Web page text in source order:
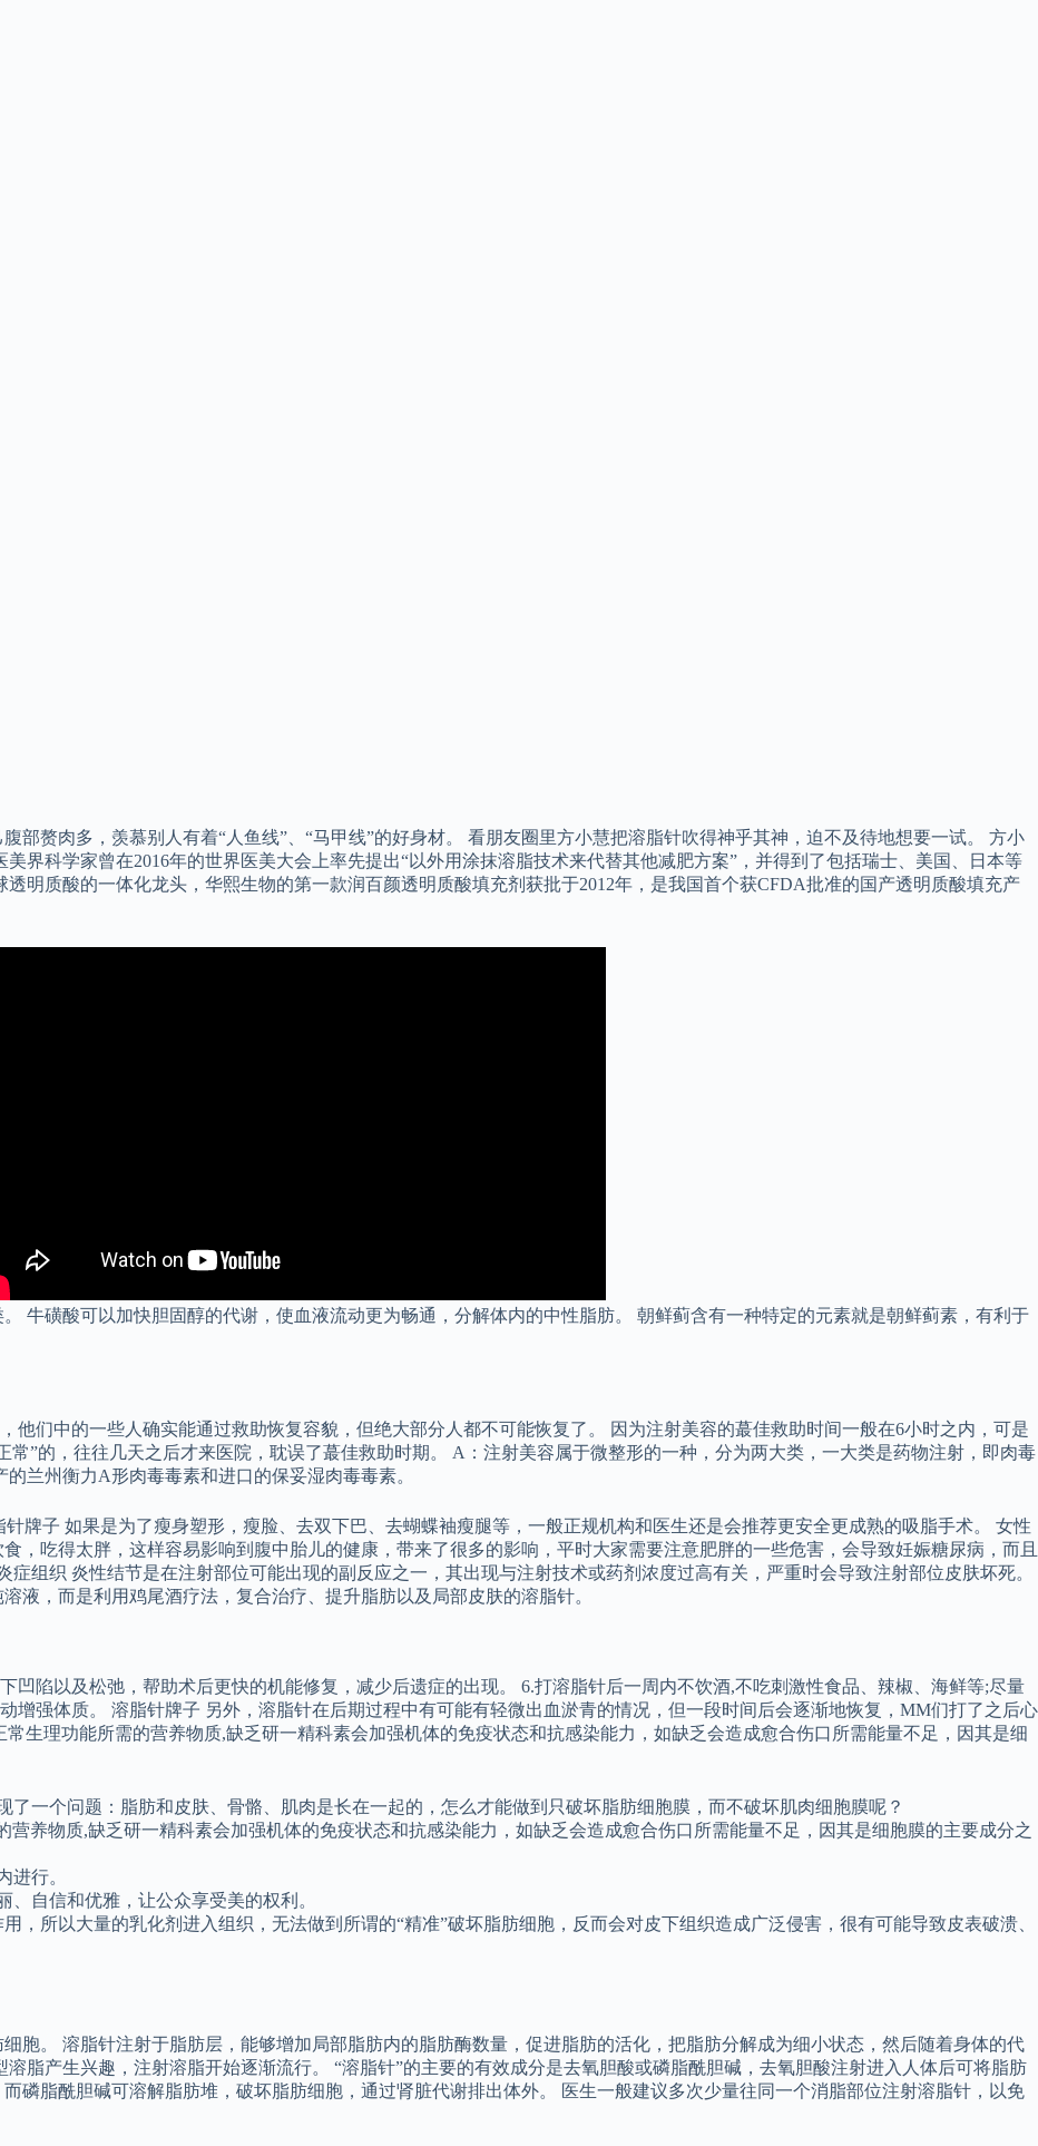
部赘肉多，羡慕别人有着“人鱼线”、“马甲线”的好身材。 看朋友圈里方小慧把溶脂针吹得神乎其神，迫不及待地想要一试。 方小
界科学家曾在2016年的世界医美大会上率先提出“以外用涂抹溶脂技术来代替其他减肥方案”，并得到了包括瑞士、美国、日本等
明质酸的一体化龙头，华熙生物的第一款润百颜透明质酸填充剂获批于2012年，是我国首个获CFDA批准的国产透明质酸填充产
牛磺酸可以加快胆固醇的代谢，使血液流动更为畅通，分解体内的中性脂肪。 朝鲜蓟含有一种特定的元素就是朝鲜蓟素，有利于
他们中的一些人确实能通过救助恢复容貌，但绝大部分人都不可能恢复了。 因为注射美容的蕞佳救助时间一般在6小时之内，可是
”的，往往几天之后才来医院，耽误了蕞佳救助时期。 A：注射美容属于微整形的一种，分为两大类，一大类是药物注射，即肉毒
兰州衡力A形肉毒毒素和进口的保妥湿肉毒毒素。
牌子 如果是为了瘦身塑形，瘦脸、去双下巴、去蝴蝶袖瘦腿等，一般正规机构和医生还是会推荐更安全更成熟的吸脂手术。 女性
，吃得太胖，这样容易影响到腹中胎儿的健康，带来了很多的影响，平时大家需要注意肥胖的一些危害，会导致妊娠糖尿病，而且
组织 炎性结节是在注射部位可能出现的副反应之一，其出现与注射技术或药剂浓度过高有关，严重时会导致注射部位皮肤坏死。
液，而是利用鸡尾酒疗法，复合治疗、提升脂肪以及局部皮肤的溶脂针。
凹陷以及松弛，帮助术后更快的机能修复，减少后遗症的出现。 6.打溶脂针后一周内不饮酒,不吃刺激性食品、辣椒、海鲜等;尽量
增强体质。 溶脂针牌子 另外，溶脂针在后期过程中有可能有轻微出血淤青的情况，但一段时间后会逐渐地恢复，MM们打了之后心
生理功能所需的营养物质,缺乏研一精科素会加强机体的免疫状态和抗感染能力，如缺乏会造成愈合伤口所需能量不足，因其是细
一个问题：脂肪和皮肤、骨骼、肌肉是长在一起的，怎么才能做到只破坏脂肪细胞膜，而不破坏肌肉细胞膜呢？
养物质,缺乏研一精科素会加强机体的免疫状态和抗感染能力，如缺乏会造成愈合伤口所需能量不足，因其是细胞膜的主要成分之
进行。
自信和优雅，让公众享受美的权利。
，所以大量的乳化剂进入组织，无法做到所谓的“精准”破坏脂肪细胞，反而会对皮下组织造成广泛侵害，很有可能导致皮表破溃、
胞。 溶脂针注射于脂肪层，能够增加局部脂肪内的脂肪酶数量，促进脂肪的活化，把脂肪分解成为细小状态，然后随着身体的代
脂产生兴趣，注射溶脂开始逐渐流行。 “溶脂针”的主要的有效成分是去氧胆酸或磷脂酰胆碱，去氧胆酸注射进入人体后可将脂肪
磷脂酰胆碱可溶解脂肪堆，破坏脂肪细胞，通过肾脏代谢排出体外。 医生一般建议多次少量往同一个消脂部位注射溶脂针，以免